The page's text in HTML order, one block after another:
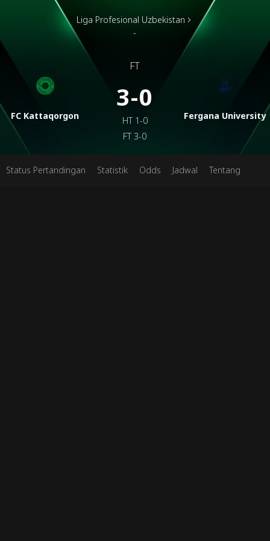
FC Kattaqorgon
Liga Profesional Uzbekistan
-
FT
3-0
HT 1-0
FT3-0
Fergana University
Status Pertandingan Statistik Odds Jadwal Tentang